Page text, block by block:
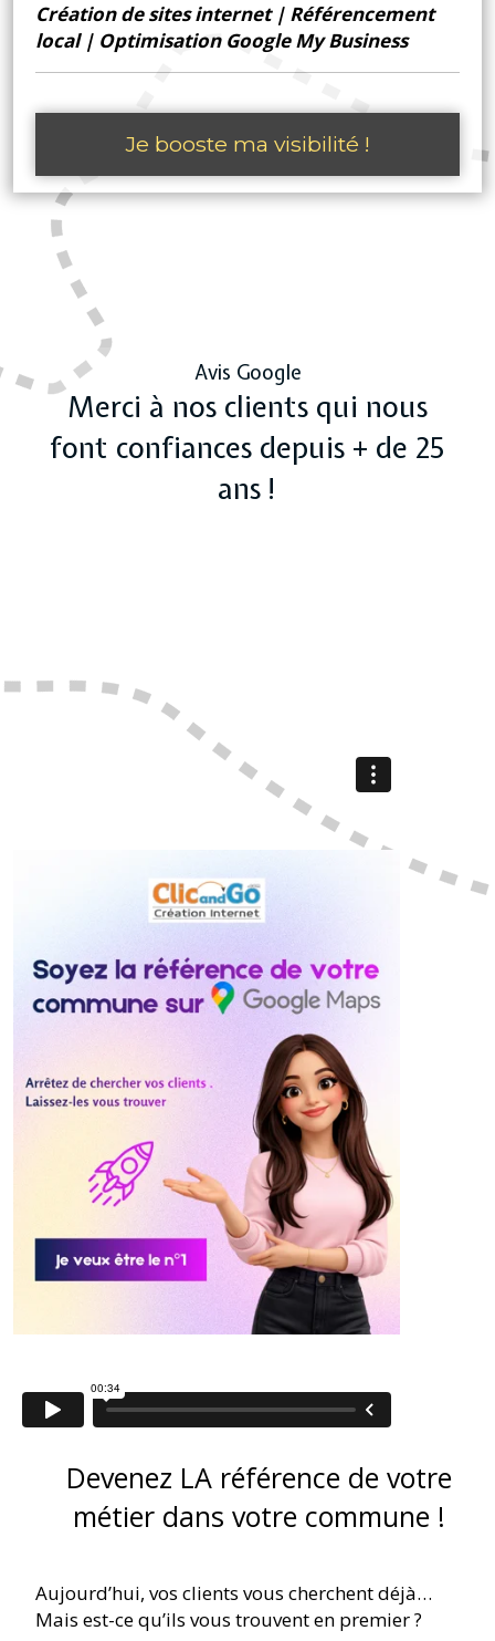
Création de sites internet| Référencement
local| Optimisation Google My Business
Je booste ma visibilité !
Avis Google
Merci à nos clients qui nous
font confiances depuis + de 25
ans !
Devenez LA référence de votre
métier dans votre commune !
Aujourd’hui, vos clients vous cherchent déjà…
Mais est-ce qu’ils vous trouvent en premier ?